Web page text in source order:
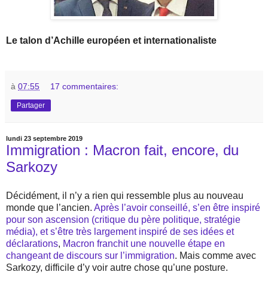
Le talon d’Achille européen et internationaliste
à 07:55 17 commentaires:
Partager
lundi 23 septembre 2019
Immigration : Macron fait, encore, du
Sarkozy
Décidément, il n’y a rien qui ressemble plus au nouveau
monde que l’ancien. Après l’avoir conseillé, s’en être inspiré
pour son ascension (critique du père politique, stratégie
média), et s’être très largement inspiré de ses idées et
déclarations, Macron franchit une nouvelle étape en
changeant de discours sur l’immigration. Mais comme avec
Sarkozy, difficile d’y voir autre chose qu’une posture.